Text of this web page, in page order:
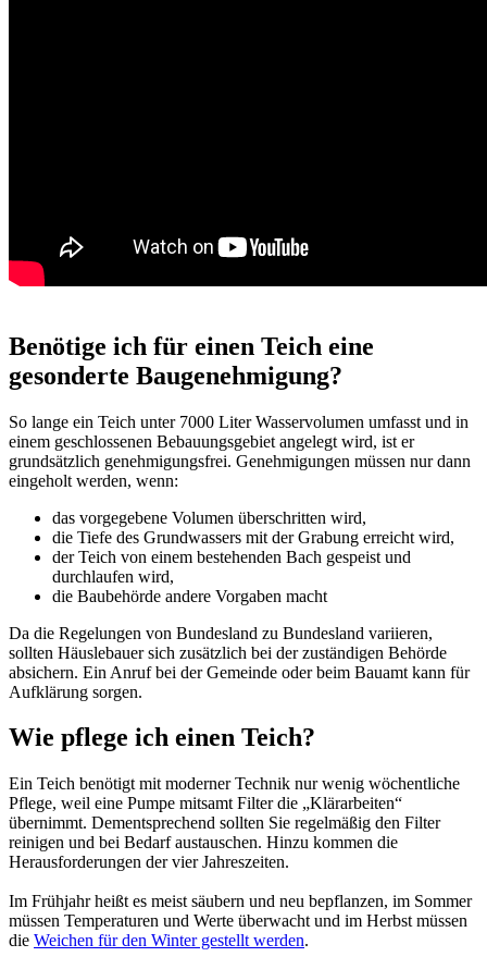
Benötige ich für einen Teich eine
gesonderte Baugenehmigung?
So lange ein Teich unter 7000 Liter Wasservolumen umfasst und in
einem geschlossenen Bebauungsgebiet angelegt wird, ist er
grundsätzlich genehmigungsfrei. Genehmigungen müssen nur dann
eingeholt werden, wenn:
das vorgegebene Volumen überschritten wird,
die Tiefe des Grundwassers mit der Grabung erreicht wird,
der Teich von einem bestehenden Bach gespeist und
durchlaufen wird,
die Baubehörde andere Vorgaben macht
Da die Regelungen von Bundesland zu Bundesland variieren,
sollten Häuslebauer sich zusätzlich bei der zuständigen Behörde
absichern. Ein Anruf bei der Gemeinde oder beim Bauamt kann für
Aufklärung sorgen.
Wie pflege ich einen Teich?
Ein Teich benötigt mit moderner Technik nur wenig wöchentliche
Pflege, weil eine Pumpe mitsamt Filter die „Klärarbeiten“
übernimmt. Dementsprechend sollten Sie regelmäßig den Filter
reinigen und bei Bedarf austauschen. Hinzu kommen die
Herausforderungen der vier Jahreszeiten.
Im Frühjahr heißt es meist säubern und neu bepflanzen, im Sommer
müssen Temperaturen und Werte überwacht und im Herbst müssen
die Weichen für den Winter gestellt werden.